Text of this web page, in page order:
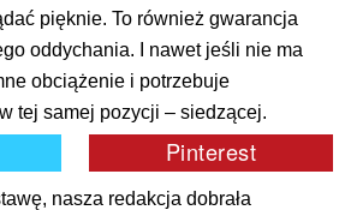
pięknie. To również gwarancja
oddychania. I nawet jeśli nie ma
obciążenie i potrzebuje
tej samej pozycji – siedzącej.
nasza redakcja dobrała